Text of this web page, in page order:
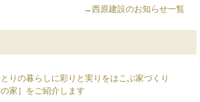
→西原建設のお知らせ一覧
りの暮らしに彩りと実りをはこぶ家づくり
家］をご紹介します